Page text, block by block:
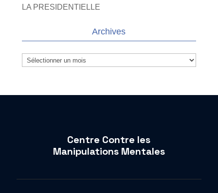
LA PRESIDENTIELLE
Archives
Archives
Centre Contre les
Manipulations Mentales